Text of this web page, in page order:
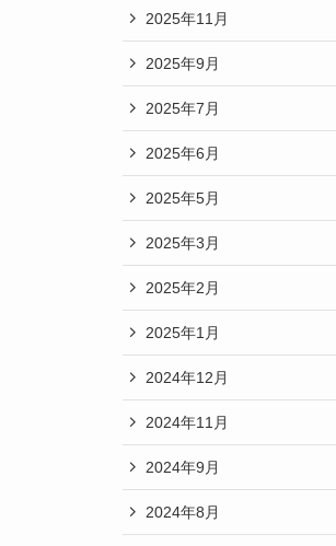
2025年11月
2025年9月
2025年7月
2025年6月
2025年5月
2025年3月
2025年2月
2025年1月
2024年12月
2024年11月
2024年9月
2024年8月